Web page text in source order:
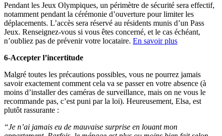
Pendant les Jeux Olympiques, un périmètre de sécurité sera effectif,
notamment pendant la cérémonie d’ouverture pour limiter les
déplacements. L’accès sera réservé au résidents munis d’un Pass
Jeux. Renseignez-vous si vous êtes concerné, et le cas échéant,
n’oubliez pas de prévenir votre locataire. En savoir plus
6-Accepter l’incertitude
Malgré toutes les précautions possibles, vous ne pourrez jamais
savoir exactement comment cela va se passer en votre absence (à
moins d’installer des caméras de surveillance, mais on ne vous le
recommande pas, c’est puni par la loi). Heureusement, Elsa, est
plutôt rassurante :
“Je n’ai jamais eu de mauvaise surprise en louant mon